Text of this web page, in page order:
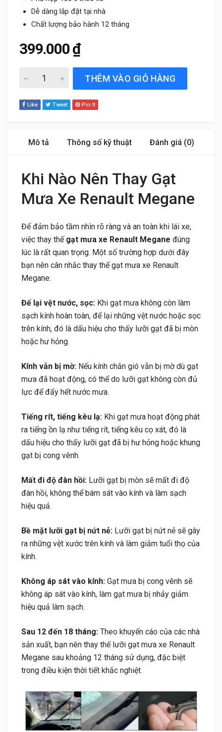
Dễ dàng lắp đặt tại nhà
Chất lượng bảo hành 12 tháng
399.000₫
Gạt Mưa Xe Renault Megane (2013 đến 2025) Silicone
THÊM VÀO GIỎ HÀNG
Like Tweet Pin It
Mô tả Thông số kỹ thuật Đánh giá (0)
Khi Nào Nên Thay Gạt
Mưa Xe Renault Megane
Để đảm bảo tầm nhìn rõ ràng và an toàn khi lái xe,
việc thay thế gạt mưa xe Renault Megane đúng
lúc là rất quan trọng. Một số trường hợp dưới đây
bạn nên cân nhắc thay thế gạt mưa xe Renault
Megane:
Để lại vệt nước, sọc: Khi gạt mưa không còn làm
sạch kính hoàn toàn, để lại những vệt nước hoặc sọc
trên kính, đó là dấu hiệu cho thấy lưỡi gạt đã bị mòn
hoặc hư hỏng.
Kính vẫn bị mờ: Nếu kính chắn gió vẫn bị mờ dù gạt
mưa đã hoạt động, có thể do lưỡi gạt không còn đủ
lực để đẩy hết nước mưa.
Tiếng rít, tiếng kêu lạ: Khi gạt mưa hoạt động phát
ra tiếng ồn lạ như tiếng rít, tiếng kêu cọ xát, đó là
dấu hiệu cho thấy lưỡi gạt đã bị hư hỏng hoặc khung
gạt bị cong vênh.
Mất đi độ đàn hồi: Lưỡi gạt bị mòn sẽ mất đi độ
đàn hồi, không thể bám sát vào kính và làm sạch
hiệu quả.
Bề mặt lưỡi gạt bị nứt nẻ: Lưỡi gạt bị nứt nẻ sẽ gây
ra những vệt xước trên kính và làm giảm tuổi thọ của
kính.
Không áp sát vào kính: Gạt mưa bị cong vênh sẽ
không áp sát vào kính, làm gạt mưa bị nhảy giảm
hiệu quả làm sạch.
Sau 12 đến 18 tháng: Theo khuyến cáo của các nhà
sản xuất, bạn nên thay thế lưỡi gạt mưa xe Renault
Megane sau khoảng 12 tháng sử dụng, đặc biệt
trong điều kiện thời tiết khắc nghiệt.